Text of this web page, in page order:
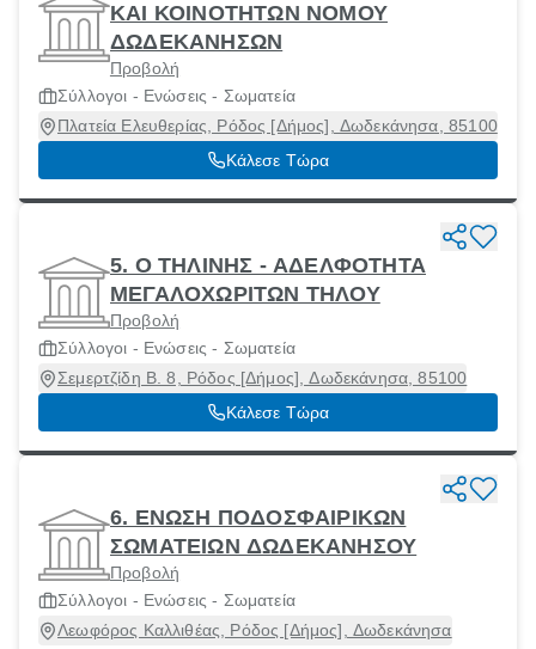
ΚΑΙ ΚΟΙΝΟΤΗΤΩΝ ΝΟΜΟΥ
ΔΩΔΕΚΑΝΗΣΩΝ
Προβολή
Σύλλογοι - Ενώσεις - Σωματεία
Πλατεία Ελευθερίας, Ρόδος [Δήμος], Δωδεκάνησα, 85100
Κάλεσε Τώρα
5. Ο ΤΗΛΙΝΗΣ - ΑΔΕΛΦΟΤΗΤΑ
ΜΕΓΑΛΟΧΩΡΙΤΩΝ ΤΗΛΟΥ
Προβολή
Σύλλογοι - Ενώσεις - Σωματεία
Σεμερτζίδη Β. 8, Ρόδος [Δήμος], Δωδεκάνησα, 85100
Κάλεσε Τώρα
6. ΕΝΩΣΗ ΠΟΔΟΣΦΑΙΡΙΚΩΝ
ΣΩΜΑΤΕΙΩΝ ΔΩΔΕΚΑΝΗΣΟΥ
Προβολή
Σύλλογοι - Ενώσεις - Σωματεία
Λεωφόρος Καλλιθέας, Ρόδος [Δήμος], Δωδεκάνησα